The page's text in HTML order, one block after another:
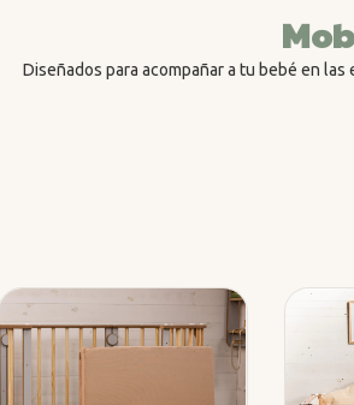
Diseñados para acompañar a tu bebé en